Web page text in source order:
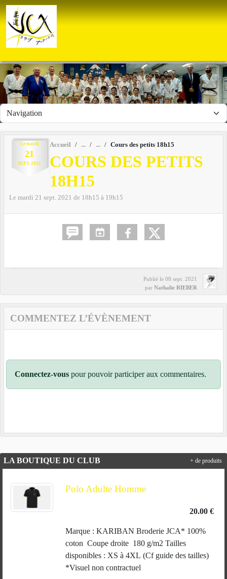
Le mardi
21
SEPT. 2021
Accueil Cours des petits 18h15
COURS DES PETITS
18H15
Le mardi 21 sept. 2021 de 18h15 à 19h15
Publié le 08 sept. 2021
par Nathalie RIEBER
COMMENTEZ L’ÉVÈNEMENT
Connectez-vous pour pouvoir participer aux commentaires.
LA BOUTIQUE DU CLUB
Polo Adulte Homme
20.00 €
Marque : KARIBAN Broderie JCA* 100%
coton Coupe droite 180 g/m2 Tailles
disponibles : XS à 4XL (Cf guide des tailles)
*Visuel non contractuel
+ de produits
Panneau de gestion des cookies